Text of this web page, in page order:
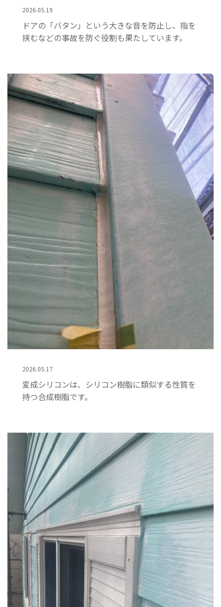
2026.05.19
ドアの「バタン」という大きな音を防止し、指を
挟むなどの事故を防ぐ役割も果たしています。
2026.05.17
変成シリコンは、シリコン樹脂に類似する性質を
持つ合成樹脂です。